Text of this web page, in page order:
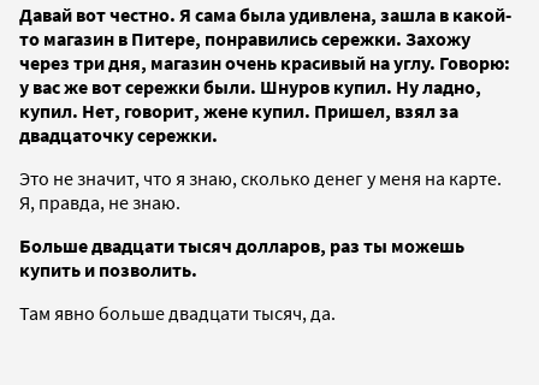
Давай вот честно. Я сама была удивлена, зашла в какой-
то магазин в Питере, понравились сережки. Захожу
через три дня, магазин очень красивый на углу. Говорю:
у вас же вот сережки были. Шнуров купил. Ну ладно,
купил. Нет, говорит, жене купил. Пришел, взял за
двадцаточку сережки.
Это не значит, что я знаю, сколько денег у меня на карте.
Я, правда, не знаю.
Больше двадцати тысяч долларов, раз ты можешь
купить и позволить.
Там явно больше двадцати тысяч, да.